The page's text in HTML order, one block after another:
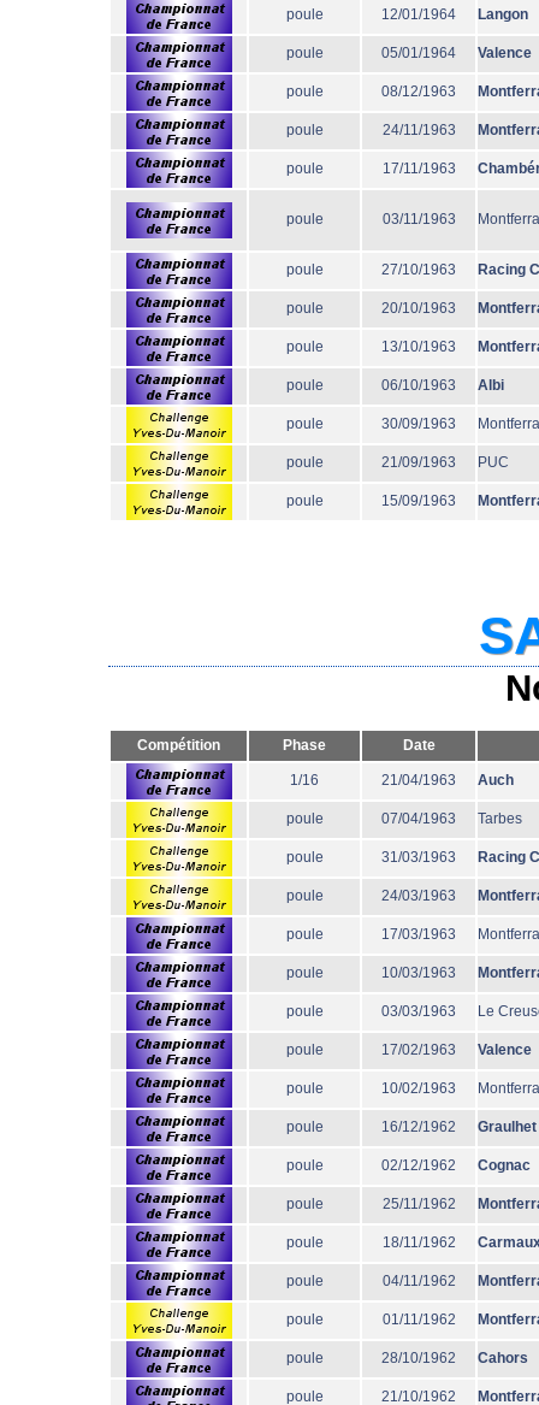
poule 12/01/1964 Langon
poule 05/01/1964 Valence
poule 08/12/1963
poule 24/11/1963
poule 17/11/1963
poule 03/11/1963
poule 27/10/1963 Racing
poule 20/10/1963
poule 13/10/1963
poule 06/10/1963 Albi
poule 30/09/1963
poule 21/09/1963 PUC
poule 15/09/1963
Compétition Phase Date
1/16 21/04/1963 Auch
poule 07/04/1963 Tarbes
poule 31/03/1963 Racing
poule 24/03/1963
poule 17/03/1963
poule 10/03/1963
poule 03/03/1963 Le
poule 17/02/1963 Valence
poule 10/02/1963
poule 16/12/1962 Graulhet
poule 02/12/1962 Cognac
poule 25/11/1962
poule 18/11/1962
poule 04/11/1962
poule 01/11/1962
poule 28/10/1962 Cahors
poule 21/10/1962